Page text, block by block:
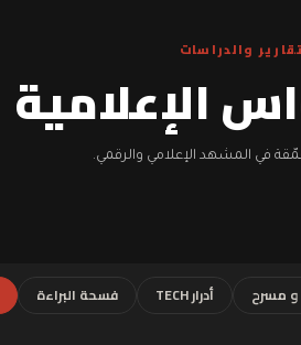
والدراسات
الإعلامية
في المشهد الإعلامي والرقمي.
مسرح أدرار TECH فسحة البراءة